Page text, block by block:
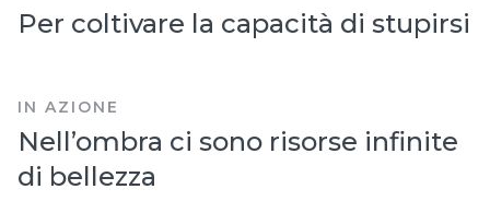
Per coltivare la capacità di stupirsi
IN AZIONE
Nell’ombra ci sono risorse infinite
di bellezza